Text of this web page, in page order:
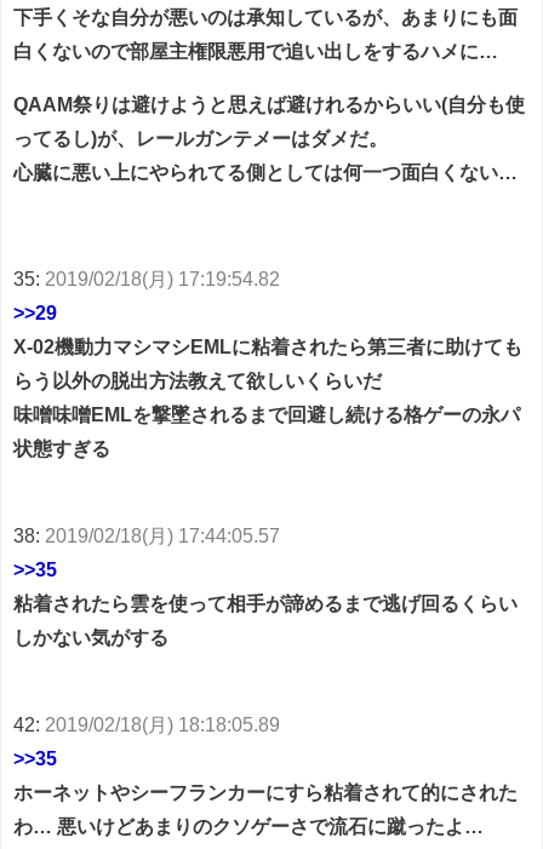
下手くそな自分が悪いのは承知しているが、あまりにも面
白くないので部屋主権限悪用で追い出しをするハメに…
QAAM祭りは避けようと思えば避けれるからいい(自分も使
ってるし)が、レールガンテメーはダメだ。
心臓に悪い上にやられてる側としては何一つ面白くない…
35: 2019/02/18(月) 17:19:54.82
>>29
X-02機動力マシマシEMLに粘着されたら第三者に助けても
らう以外の脱出方法教えて欲しいくらいだ
味噌味噌EMLを撃墜されるまで回避し続ける格ゲーの永パ
状態すぎる
38: 2019/02/18(月) 17:44:05.57
>>35
粘着されたら雲を使って相手が諦めるまで逃げ回るくらい
しかない気がする
42: 2019/02/18(月) 18:18:05.89
>>35
ホーネットやシーフランカーにすら粘着されて的にされた
わ… 悪いけどあまりのクソゲーさで流石に蹴ったよ…